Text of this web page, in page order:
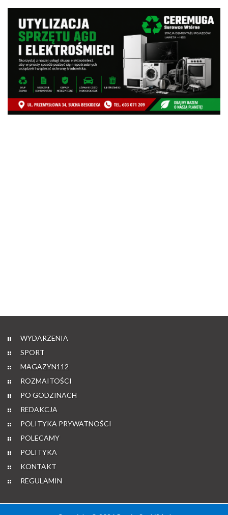
WYDARZENIA
SPORT
MAGAZYN112
ROZMAITOŚCI
PO GODZINACH
REDAKCJA
POLITYKA PRYWATNOŚCI
POLECAMY
POLITYKA
KONTAKT
REGULAMIN